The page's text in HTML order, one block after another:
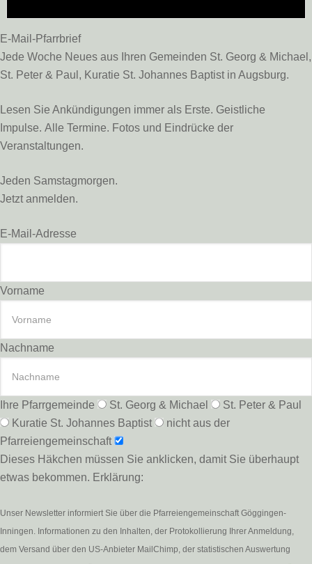
E-Mail-Pfarrbrief
Jede Woche Neues aus Ihren Gemeinden St. Georg & Michael,
St. Peter & Paul, Kuratie St. Johannes Baptist in Augsburg.
Lesen Sie Ankündigungen immer als Erste. Geistliche
Impulse. Alle Termine. Fotos und Eindrücke der
Veranstaltungen.
Jeden Samstagmorgen.
Jetzt anmelden.
E-Mail-Adresse
Vorname
Nachname
Ihre Pfarrgemeinde St. Georg & Michael
St. Peter & Paul
Kuratie St. Johannes Baptist
nicht aus der
Pfarreiengemeinschaft
Dieses Häkchen müssen Sie anklicken, damit Sie überhaupt
etwas bekommen. Erklärung:
Unser Newsletter informiert Sie über die Pfarreiengemeinschaft Göggingen-
Inningen. Informationen zu den Inhalten, der Protokollierung Ihrer Anmeldung,
dem Versand über den US-Anbieter MailChimp, der statistischen Auswertung